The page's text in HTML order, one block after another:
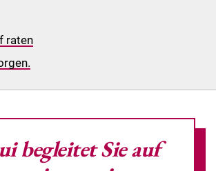
raten
begleitet Sie auf